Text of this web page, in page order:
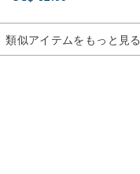
類似アイテムをもっと見る